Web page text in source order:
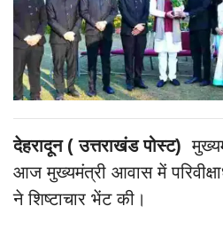
देहरादून ( उत्तराखंड पोस्ट)
आज मुख्यमंत्री आवास में
ने शिष्टाचार भेंट की।